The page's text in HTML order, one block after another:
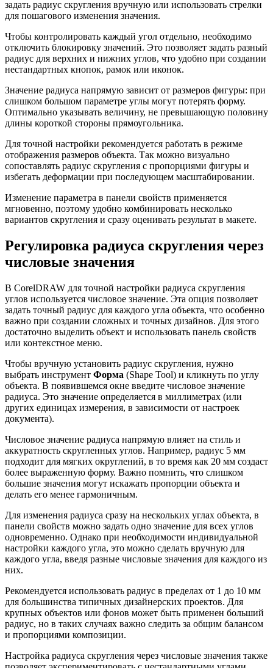
задать радиус скругления вручную или использовать стрелки
для пошагового изменения значения.
Чтобы контролировать каждый угол отдельно, необходимо
отключить блокировку значений. Это позволяет задать разный
радиус для верхних и нижних углов, что удобно при создании
нестандартных кнопок, рамок или иконок.
Значение радиуса напрямую зависит от размеров фигуры: при
слишком большом параметре углы могут потерять форму.
Оптимально указывать величину, не превышающую половину
длины короткой стороны прямоугольника.
Для точной настройки рекомендуется работать в режиме
отображения размеров объекта. Так можно визуально
сопоставлять радиус скругления с пропорциями фигуры и
избегать деформации при последующем масштабировании.
Изменение параметра в панели свойств применяется
мгновенно, поэтому удобно комбинировать несколько
вариантов скругления и сразу оценивать результат в макете.
Регулировка радиуса скругления через
числовые значения
В CorelDRAW для точной настройки радиуса скругления
углов используется числовое значение. Эта опция позволяет
задать точный радиус для каждого угла объекта, что особенно
важно при создании сложных и точных дизайнов. Для этого
достаточно выделить объект и использовать панель свойств
или контекстное меню.
Чтобы вручную установить радиус скругления, нужно
выбрать инструмент Форма (Shape Tool) и кликнуть по углу
объекта. В появившемся окне введите числовое значение
радиуса. Это значение определяется в миллиметрах (или
других единицах измерения, в зависимости от настроек
документа).
Числовое значение радиуса напрямую влияет на стиль и
аккуратность скругленных углов. Например, радиус 5 мм
подходит для мягких округлений, в то время как 20 мм создаст
более выраженную форму. Важно помнить, что слишком
большие значения могут искажать пропорции объекта и
делать его менее гармоничным.
Для изменения радиуса сразу на нескольких углах объекта, в
панели свойств можно задать одно значение для всех углов
одновременно. Однако при необходимости индивидуальной
настройки каждого угла, это можно сделать вручную для
каждого угла, введя разные числовые значения для каждого из
них.
Рекомендуется использовать радиус в пределах от 1 до 10 мм
для большинства типичных дизайнерских проектов. Для
крупных объектов или фонов может быть применен больший
радиус, но в таких случаях важно следить за общим балансом
и пропорциями композиции.
Настройка радиуса скругления через числовые значения также